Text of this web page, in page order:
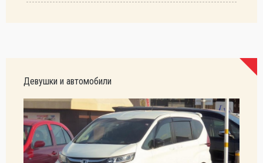
Девушки и автомобили